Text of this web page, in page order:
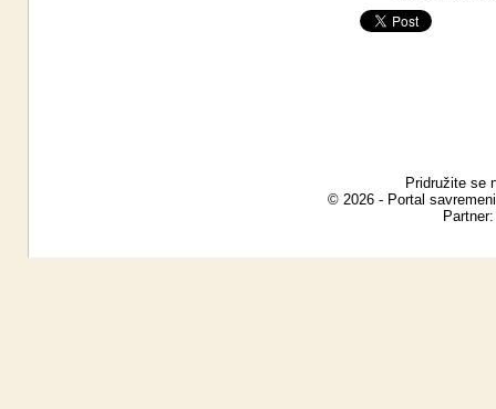
Pridružite se
© 2026 - Portal